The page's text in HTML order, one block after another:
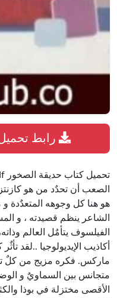
الصعب أن تحدٌد من هو
هو هنا كل وجوهه المتعدٌدة و
الشاعر ينظم قصيدته ، و
الفيلسوف يتأمٌل العالم
أكاذيب الإيديولوجيا ..لقد
ماركس. فكره مزيج من كلٌ
متجانس بين السماويٌ و
الأقصى مختزلة في بوذا